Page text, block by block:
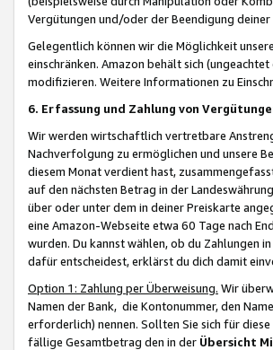
Vergütungen und/oder der Beendigung
Gelegentlich können wir die Möglichkeit
einschränken. Amazon behält sich
modifizieren. Weitere Informationen zu
6. Erfassung und Zahlung von
Wir werden wirtschaftlich vertretbare
Nachverfolgung zu ermöglichen und unsere
diesem Monat verdient hast,
auf den nächsten Betrag in der
über oder unter dem in deiner Preiskarte
eine Amazon-Webseite etwa 60 Tage nach
wurden. Du kannst wählen, ob du Zahlungen
dafür entscheidest, erklärst du dich damit
Option 1: Zahlung per Überweisung. Wir
Namen der Bank, die Kontonummer, den
erforderlich) nennen. Sollten Sie sich für
fällige Gesamtbetrag den in der Übersicht